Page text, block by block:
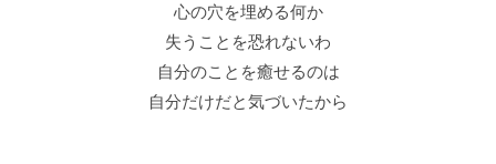
心の穴を埋める何か
失うことを恐れないわ
自分のことを癒せるのは
自分だけだと気づいたから